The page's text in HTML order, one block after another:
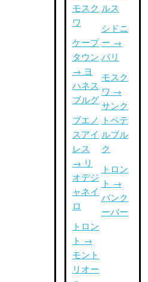
モスク
ワ
ケープ
タウン
→ ヨ
ハネス
ブルグ
ブエノ
スアイ
レス
→ リ
オデジ
ャネイ
ロ
トロン
ト →
モント
リオー
ルス
シドニ
ー →
バリ
モスク
ワ →
サンク
トペテ
ルブル
ク
トロン
ト →
バンク
ーバー